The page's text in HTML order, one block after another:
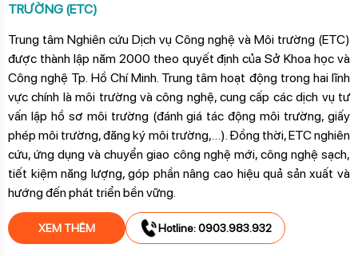
TRƯỜNG (ETC)
Trung tâm Nghiên cứu Dịch vụ Công nghệ và Môi trường (ETC)
được thành lập năm 2000 theo quyết định của Sở Khoa học và
Công nghệ Tp. Hồ Chí Minh. Trung tâm hoạt động trong hai lĩnh
vực chính là môi trường và công nghệ, cung cấp các dịch vụ tư
vấn lập hồ sơ môi trường (đánh giá tác động môi trường, giấy
phép môi trường, đăng ký môi trường,…). Đồng thời, ETC nghiên
cứu, ứng dụng và chuyển giao công nghệ mới, công nghệ sạch,
tiết kiệm năng lượng, góp phần nâng cao hiệu quả sản xuất và
hướng đến phát triển bền vững.
XEM THÊM Hotline: 0903.983.932